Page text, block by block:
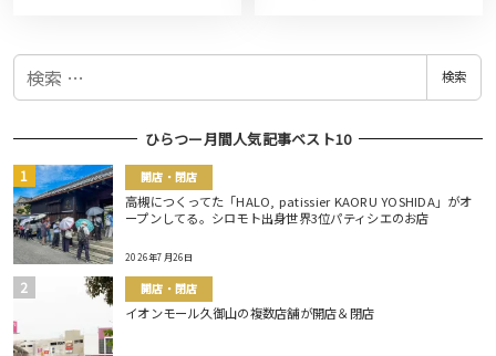
検
検索
ひらつー月間人気記事ベスト10
開店・閉店
高槻につくってた「HALO, patissier KAORU YOSHIDA」がオ
ープンしてる。シロモト出身世界3位パティシエのお店
2026年7月26日
開店・閉店
イオンモール久御山の複数店舗が開店＆閉店